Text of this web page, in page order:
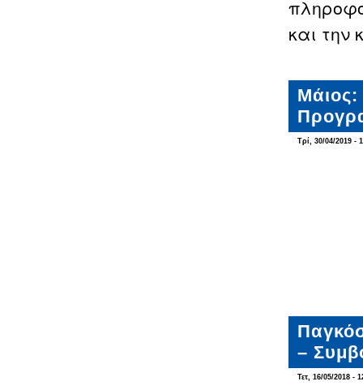
και την
Τρί, 30/04/2019 -
–
Τετ, 16/05/2018 -